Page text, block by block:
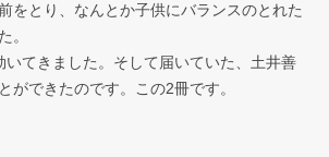
をとり、なんとか子供にバランスのとれた
。
いてきました。そして届いていた、土井善
ができたのです。この2冊です。